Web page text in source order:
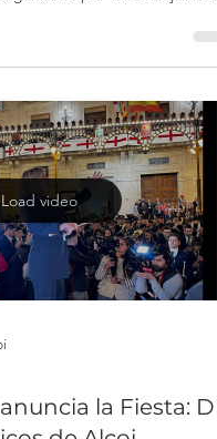
por la Concejalía de
nos dejó con la carne de
de nuestra tierra brilló
escenario y el público vibró
Este año celebramos la quinta
que ya se ha consolidado
para los jóvenes
Una plataforma única para
Load video